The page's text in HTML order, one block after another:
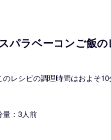
パラベーコンご飯
のレシピの調理時間はおよそ
量：3人前